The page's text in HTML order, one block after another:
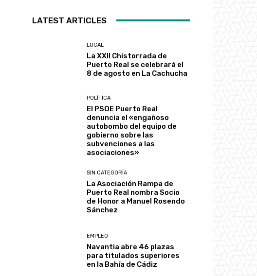
LATEST ARTICLES
LOCAL
La XXII Chistorrada de
Puerto Real se celebrará el
8 de agosto en La Cachucha
POLÍTICA
El PSOE Puerto Real
denuncia el «engañoso
autobombo del equipo de
gobierno sobre las
subvenciones a las
asociaciones»
SIN CATEGORÍA
La Asociación Rampa de
Puerto Real nombra Socio
de Honor a Manuel Rosendo
Sánchez
EMPLEO
Navantia abre 46 plazas
para titulados superiores
en la Bahía de Cádiz